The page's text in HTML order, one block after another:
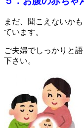
まだ、聞こえないか
ています。
ご夫婦でしっかりと
下さい。